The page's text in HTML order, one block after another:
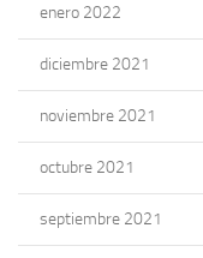
enero 2022
diciembre 2021
noviembre 2021
octubre 2021
septiembre 2021